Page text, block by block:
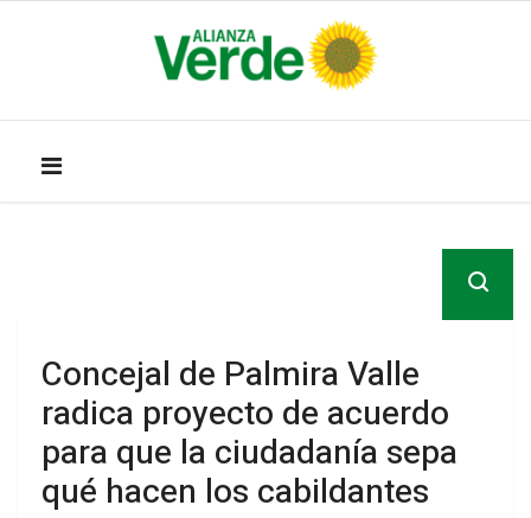
Concejal de Palmira Valle
radica proyecto de acuerdo
para que la ciudadanía sepa
qué hacen los cabildantes